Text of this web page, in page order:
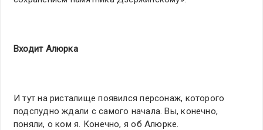
Входит Алюрка
И тут на ристалище появился персонаж, которого
подспудно ждали с самого начала. Вы, конечно,
поняли, о ком я. Конечно, я об Алюрке.